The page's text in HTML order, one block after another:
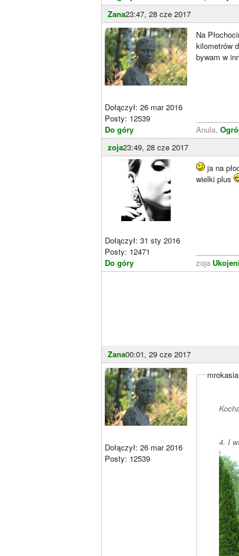
Zana23:47, 28 cze 2017
Dołączył: 26 mar 2016
Posty: 12539
Do góry
Na
kilometrów
bywam w
Anula,
zoja23:49, 28 cze 2017
Dołączył: 31 sty 2016
Posty: 12471
Do góry
ja na
wielki plus
zoja
Zana00:01, 29 cze 2017
Dołączył: 26 mar 2016
Posty: 12539
4. I